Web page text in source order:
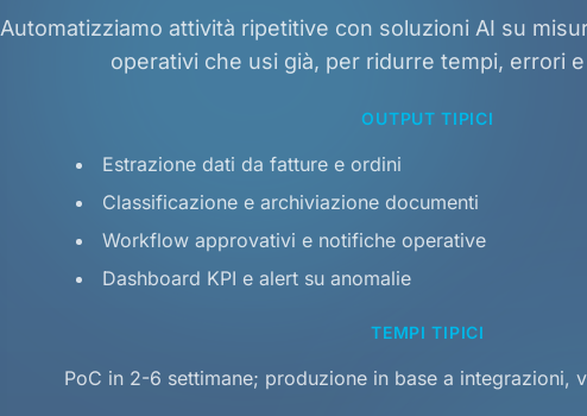
Automatizziamo attività ripetitive con soluzioni AI su
operativi che usi già, per ridurre tempi, errori
OUTPUT TIPICI
Estrazione dati da fatture e ordini
Classificazione e archiviazione documenti
Workflow approvativi e notifiche operative
Dashboard KPI e alert su anomalie
TEMPI TIPICI
PoC in 2-6 settimane; produzione in base a integrazioni,